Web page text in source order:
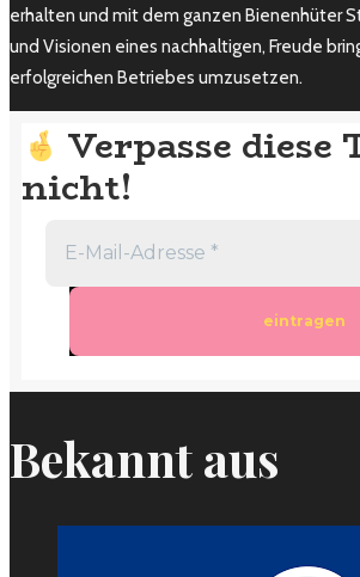
erhalten und mit dem ganzen Bienenhüter
und Visionen eines nachhaltigen, Freude
erfolgreichen Betriebes umzusetzen.
Verpasse diese
nicht!
Bekannt aus